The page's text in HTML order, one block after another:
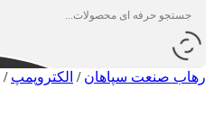
رهاب صنعت سپاهان / الکتروپمپ /